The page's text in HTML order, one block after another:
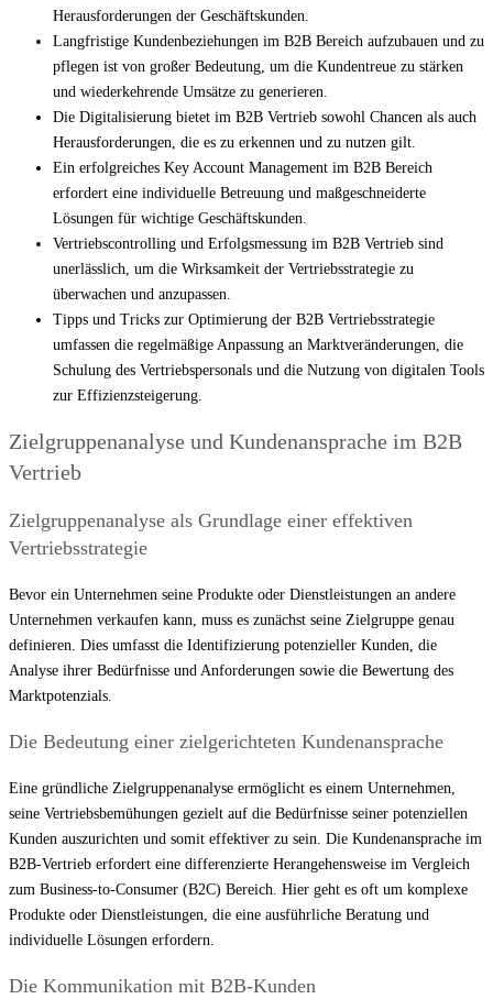
Herausforderungen der Geschäftskunden.
Langfristige Kundenbeziehungen im B2B Bereich aufzubauen und zu
pflegen ist von großer Bedeutung, um die Kundentreue zu stärken
und wiederkehrende Umsätze zu generieren.
Die Digitalisierung bietet im B2B Vertrieb sowohl Chancen als auch
Herausforderungen, die es zu erkennen und zu nutzen gilt.
Ein erfolgreiches Key Account Management im B2B Bereich
erfordert eine individuelle Betreuung und maßgeschneiderte
Lösungen für wichtige Geschäftskunden.
Vertriebscontrolling und Erfolgsmessung im B2B Vertrieb sind
unerlässlich, um die Wirksamkeit der Vertriebsstrategie zu
überwachen und anzupassen.
Tipps und Tricks zur Optimierung der B2B Vertriebsstrategie
umfassen die regelmäßige Anpassung an Marktveränderungen, die
Schulung des Vertriebspersonals und die Nutzung von digitalen Tools
zur Effizienzsteigerung.
Zielgruppenanalyse und Kundenansprache im B2B
Vertrieb
Zielgruppenanalyse als Grundlage einer effektiven
Vertriebsstrategie
Bevor ein Unternehmen seine Produkte oder Dienstleistungen an andere
Unternehmen verkaufen kann, muss es zunächst seine Zielgruppe genau
definieren. Dies umfasst die Identifizierung potenzieller Kunden, die
Analyse ihrer Bedürfnisse und Anforderungen sowie die Bewertung des
Marktpotenzials.
Die Bedeutung einer zielgerichteten Kundenansprache
Eine gründliche Zielgruppenanalyse ermöglicht es einem Unternehmen,
seine Vertriebsbemühungen gezielt auf die Bedürfnisse seiner potenziellen
Kunden auszurichten und somit effektiver zu sein. Die Kundenansprache im
B2B-Vertrieb erfordert eine differenzierte Herangehensweise im Vergleich
zum Business-to-Consumer (B2C) Bereich. Hier geht es oft um komplexe
Produkte oder Dienstleistungen, die eine ausführliche Beratung und
individuelle Lösungen erfordern.
Die Kommunikation mit B2B-Kunden